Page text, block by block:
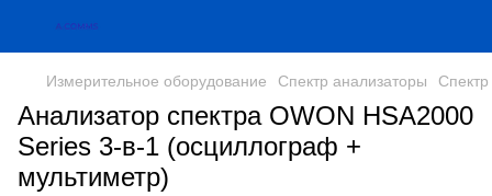
Измерительное оборудование Спектр анализаторы
Анализатор спектра OWON HSA2000
Series 3-в-1 (осциллограф +
мультиметр)